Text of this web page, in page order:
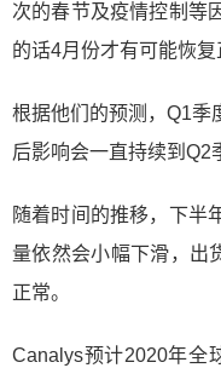
次的春节及疫情控制等
的话4月份才有可能恢复
根据他们的预测，Q1季
后影响会一直持续到Q2
随着时间的推移，下半
量依然会小幅下滑，出
正常。
Canalys预计2020年全